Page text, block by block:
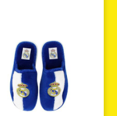
78.00 €. 69.99 €.